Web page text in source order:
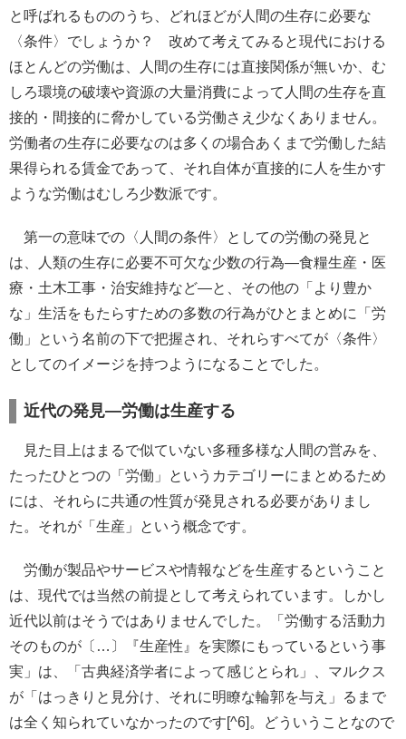
と呼ばれるもののうち、どれほどが人間の生存に必要な
〈条件〉でしょうか？ 改めて考えてみると現代における
ほとんどの労働は、人間の生存には直接関係が無いか、む
しろ環境の破壊や資源の大量消費によって人間の生存を直
接的・間接的に脅かしている労働さえ少なくありません。
労働者の生存に必要なのは多くの場合あくまで労働した結
果得られる賃金であって、それ自体が直接的に人を生かす
ような労働はむしろ少数派です。
第一の意味での〈人間の条件〉としての労働の発見と
は、人類の生存に必要不可欠な少数の行為―食糧生産・医
療・土木工事・治安維持など―と、その他の「より豊か
な」生活をもたらすための多数の行為がひとまとめに「労
働」という名前の下で把握され、それらすべてが〈条件〉
としてのイメージを持つようになることでした。
近代の発見―労働は生産する
見た目上はまるで似ていない多種多様な人間の営みを、
たったひとつの「労働」というカテゴリーにまとめるため
には、それらに共通の性質が発見される必要がありまし
た。それが「生産」という概念です。
労働が製品やサービスや情報などを生産するということ
は、現代では当然の前提として考えられています。しかし
近代以前はそうではありませんでした。「労働する活動力
そのものが〔…〕『生産性』を実際にもっているという事
実」は、「古典経済学者によって感じとられ」、マルクス
が「はっきりと見分け、それに明瞭な輪郭を与え」るまで
は全く知られていなかったのです[^6]。どういうことなので